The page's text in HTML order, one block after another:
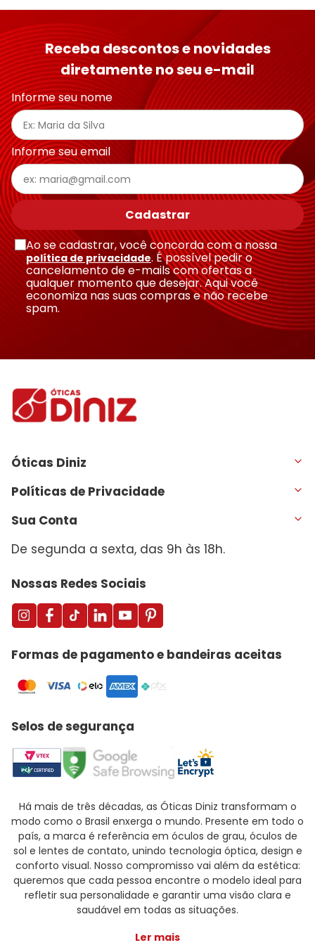
Receba descontos e novidades
diretamente no seu e-mail
Informe seu nome
Informe seu email
Cadastrar
Ao se cadastrar, você concorda com a nossa
política de privacidade. É possível pedir o
cancelamento de e-mails com ofertas a
qualquer momento que desejar. Aqui você
economiza nas suas compras e não recebe
spam.
Óticas Diniz
Políticas de Privacidade
Sua Conta
De segunda a sexta, das 9h às 18h.
Nossas Redes Sociais
Formas de pagamento e bandeiras aceitas
Selos de segurança
Há mais de três décadas, as Óticas Diniz transformam o
modo como o Brasil enxerga o mundo. Presente em todo o
país, a marca é referência em óculos de grau, óculos de
sol e lentes de contato, unindo tecnologia óptica, design e
conforto visual. Nosso compromisso vai além da estética:
queremos que cada pessoa encontre o modelo ideal para
refletir sua personalidade e garantir uma visão clara e
saudável em todas as situações.
Ler mais